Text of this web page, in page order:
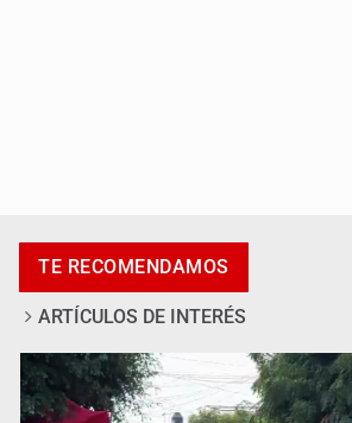
Asesinan a tres luego de dos ataques
TE RECOMENDAMOS
ARTÍCULOS DE INTERÉS